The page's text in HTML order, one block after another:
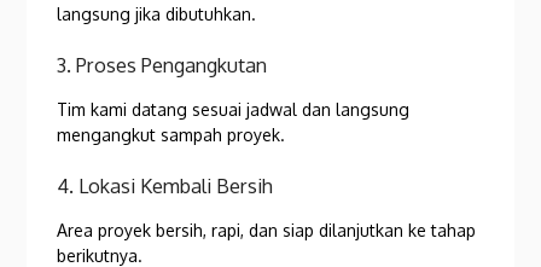
langsung jika dibutuhkan.
3. Proses Pengangkutan
Tim kami datang sesuai jadwal dan langsung
mengangkut sampah proyek.
4. Lokasi Kembali Bersih
Area proyek bersih, rapi, dan siap dilanjutkan ke tahap
berikutnya.